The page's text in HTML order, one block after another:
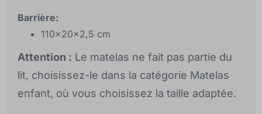
Barrière:
110x20x2,5 cm
Attention : Le matelas ne fait pas partie du
lit, choisissez-le dans la catégorie Matelas
enfant, où vous choisissez la taille adaptée.